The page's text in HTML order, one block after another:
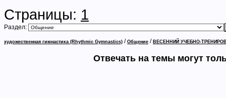
Страницы: 1
Раздел:
художественная гимнастика (Rhythmic Gymnastics) / Общение / ВЕСЕННИЙ УЧЕБНО-
Отвечать на темы могут